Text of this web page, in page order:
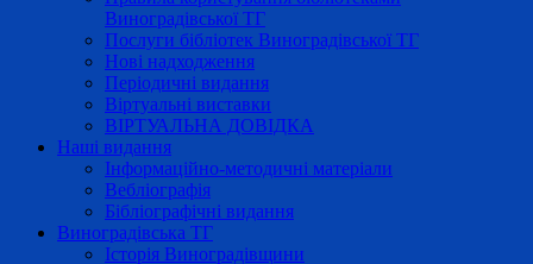
Виноградівської ТГ
Послуги бібліотек Виноградівської ТГ
Нові надходження
Періодичні видання
Віртуальні виставки
ВІРТУАЛЬНА ДОВІДКА
Наші видання
Інформаційно-методичні матеріали
Вебліографія
Бібліографічні видання
Виноградівська ТГ
Історія Виноградівщини